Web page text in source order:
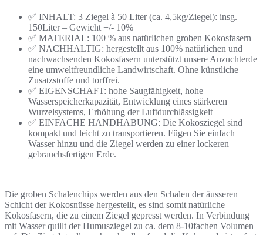
✅ INHALT: 3 Ziegel à 50 Liter (ca. 4,5kg/Ziegel): insg.
150Liter – Gewicht +/- 10%
✅ MATERIAL: 100 % aus natürlichen groben Kokosfasern
✅ NACHHALTIG: hergestellt aus 100% natürlichen und
nachwachsenden Kokosfasern unterstützt unsere Anzuchterde
eine umweltfreundliche Landwirtschaft. Ohne künstliche
Zusatzstoffe und torffrei.
✅ EIGENSCHAFT: hohe Saugfähigkeit, hohe
Wasserspeicherkapazität, Entwicklung eines stärkeren
Wurzelsystems, Erhöhung der Luftdurchlässigkeit
✅ EINFACHE HANDHABUNG: Die Kokosziegel sind
kompakt und leicht zu transportieren. Fügen Sie einfach
Wasser hinzu und die Ziegel werden zu einer lockeren
gebrauchsfertigen Erde.
Die groben Schalenchips werden aus den Schalen der äusseren
Schicht der Kokosnüsse hergestellt, es sind somit natürliche
Kokosfasern, die zu einem Ziegel gepresst werden. In Verbindung
mit Wasser quillt der Humusziegel zu ca. dem 8-10fachen Volumen